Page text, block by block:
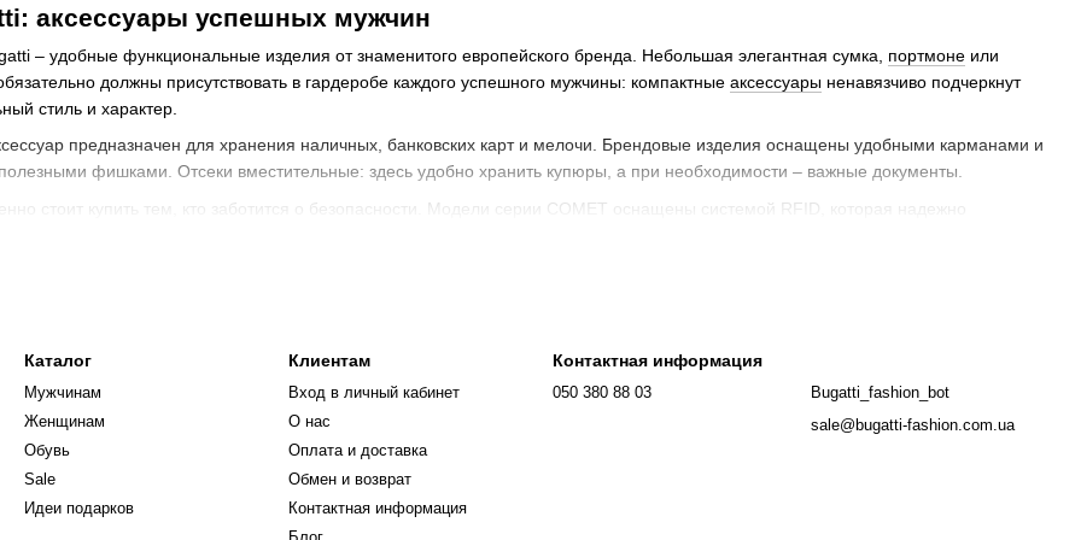
аксессуары успешных мужчин
– удобные функциональные изделия от знаменитого европейского бренда. Небольшая элегантная сумка, портмоне или
должны присутствовать в гардеробе каждого успешного мужчины: компактные аксессуары ненавязчиво подчеркнут
стиль и характер.
предназначен для хранения наличных, банковских карт и мелочи. Брендовые изделия оснащены удобными карманами и
фишками. Отсеки вместительные: здесь удобно хранить купюры, а при необходимости – важные документы.
стоит купить тем, кто заботится о безопасности. Модели серии COMET оснащены системой RFID, которая надежно
Если вы открыты для экспериментов – в арсенале товаров немецкого бренда есть модели с перфорированной или
Палитра аксессуаров скромная, но не лишена шика – изделия выполнены в традиционном черном и коричневом цвете.
кошелек Бугатти в онлайн-магазине
отличия аксессуаров Bugatti. Кошельки изготавливают из натуральной воловьей кожи. Они выглядят безупречно: изящно
и прочный материал приятный на ощупь, прочный. Поверхность моделей может иметь гладкую или рифленую текстуру.
магазине в Чернигове, Житомире или Киеве вы можете купить кошельки Bugatti из качественных материалов. Сочетание
Каталог
Мужчинам
Женщинам
Обувь
Sale
Идеи подарков
Клиентам
Вход в личный кабинет
О нас
Оплата и доставка
Обмен и возврат
Контактная информация
Контактная информация
050 380 88 03
Bugatti_fashion_bot
sale@bugatti-fashion.com.ua